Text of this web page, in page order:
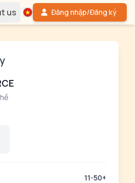
us Đăng nhập/Đăng ký
11-50+